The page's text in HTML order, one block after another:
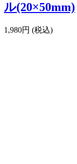
ル(20×50mm)
1,980円 (税込)